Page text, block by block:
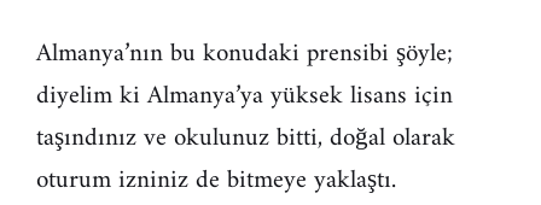
Almanya’nın bu konudaki prensibi şöyle;
diyelim ki Almanya’ya yüksek lisans için
taşındınız ve okulunuz bitti, doğal olarak
oturum izniniz de bitmeye yaklaştı.